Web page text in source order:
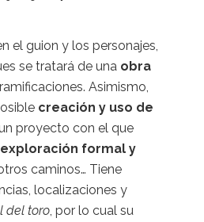
el guion y los personajes,
se tratará de una obra
Asimismo,
creación y uso de
proyecto con el que
exploración formal y
caminos… Tiene
localizaciones y
del toro, por lo cual su